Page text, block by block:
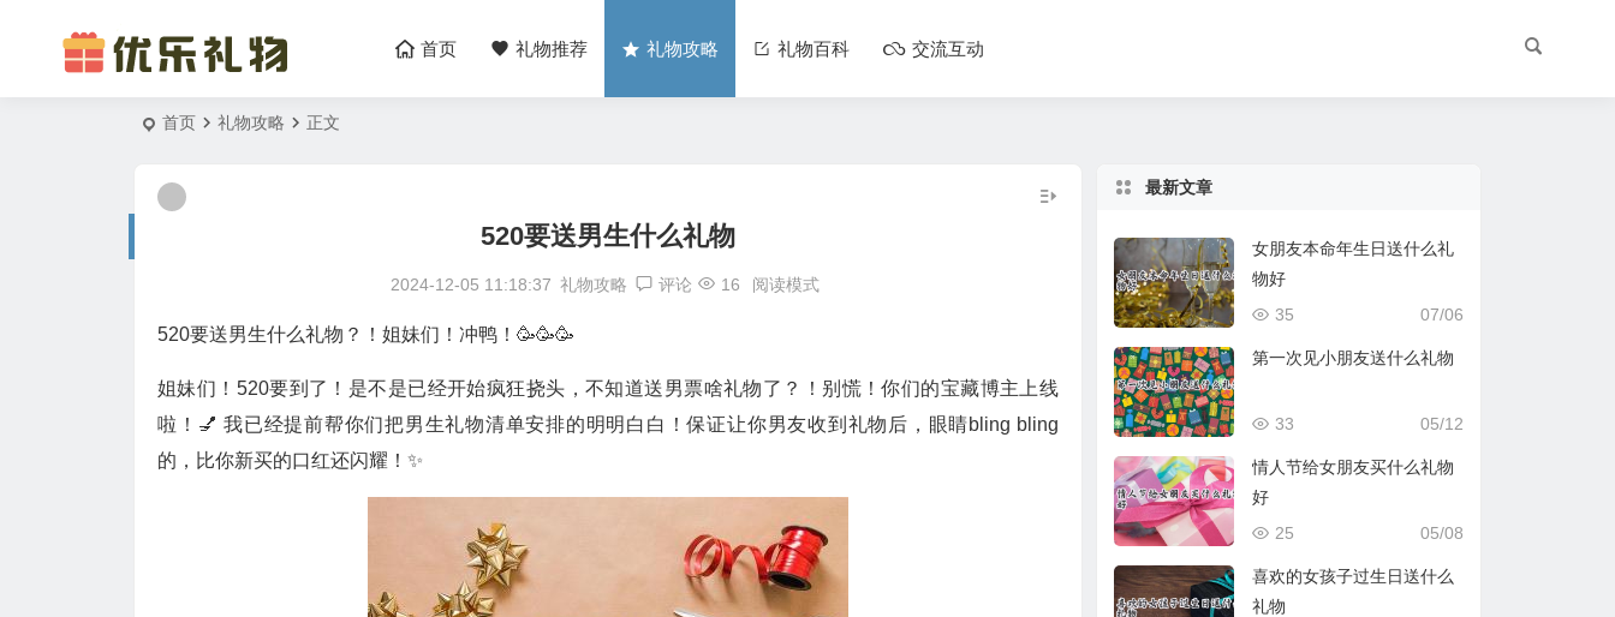
首页 礼物推荐 礼物攻略 礼物百科 交流互动
首页 礼物攻略 正文
520要送男生什么礼物
2024-12-05 11:18:37 礼物攻略 评论 16 阅读模式
520要送男生什么礼物？！姐妹们！冲鸭！🥳🥳🥳
姐妹们！520要到了！是不是已经开始疯狂挠头，不知道送男票啥礼物了？！别慌！你们的宝藏博主上线
啦！💅 我已经提前帮你们把男生礼物清单安排的明明白白！保证让你男友收到礼物后，眼睛bling bling
的，比你新买的口红还闪耀！✨
最新文章
女朋友本命年生日送什么礼
物好
07/06
35
第一次见小朋友送什么礼物
05/12
33
情人节给女朋友买什么礼物
好
05/08
25
喜欢的女孩子过生日送什么
礼物